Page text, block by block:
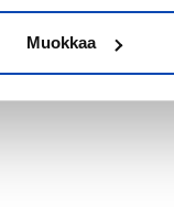
Muokkaa